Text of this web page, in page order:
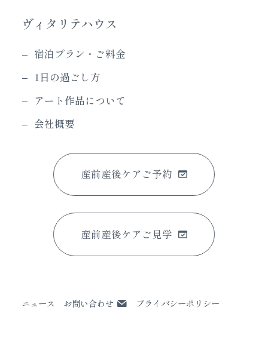
ヴィタリテハウス
宿泊プラン・ご料金
1日の過ごし方
アート作品について
会社概要
産前産後ケアご予約
産前産後ケアご見学
ニュース お問い合わせ プライバシーポリシー